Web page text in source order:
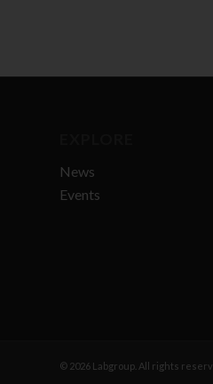
News
Events
© 2026 Labgroup. All rights